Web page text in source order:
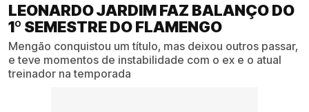
LEONARDO JARDIM FAZ BALANÇO DO
1º SEMESTRE DO FLAMENGO
Mengão conquistou um título, mas deixou outros passar,
e teve momentos de instabilidade com o ex e o atual
treinador na temporada